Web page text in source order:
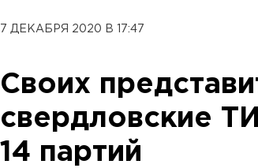
7 ДЕКАБРЯ 2020 В 17:47
Своих
свердловские
14 партий